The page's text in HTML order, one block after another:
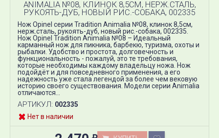
ANIMALIA №08, КЛИНОК 8,5СМ, НЕРЖ.СТАЛЬ,
РУКОЯТЬ-ДУБ, НОВЫЙ РИС.-СОБАКА, 002335
Нож Opinel серии Tradition Animalia №08, клинок 8,5см,
нерж.сталь, рукоять-дуб, новый рис.-собака, 002335​.
Нож Opinel Tradition Animalia №08 – Идеальный
карманный нож для пикника, барбекю, туризма, охоты и
рыбалки. Удобство и простота, долговечность и
функциональность - пожалуй, это те требования,
которые необходимы каждому владельцу ножа. Нож
подойдёт и для повседневного применения, а его
надежность уже стала легендой за более чем вековую
историю своего существования. Модели серии Animalia
отличаются...
АРТИКУЛ: 002335
Нет в наличии